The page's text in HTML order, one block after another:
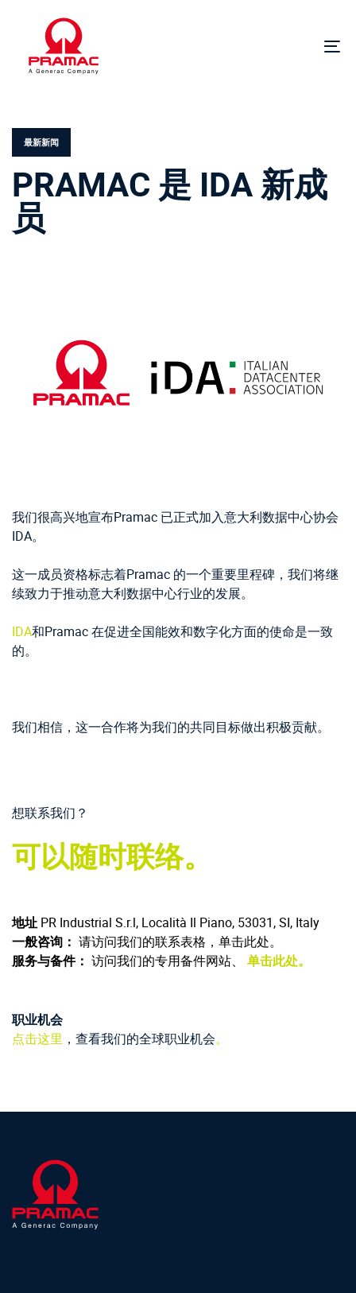
切
在。
最新新闻
PRAMAC 是 IDA 新成
员
我们很高兴地宣布Pramac 已正式加入意大利数据中心协会
IDA。
这一成员资格标志着Pramac 的一个重要里程碑，我们将继
续致力于推动意大利数据中心行业的发展。
IDA和Pramac 在促进全国能效和数字化方面的使命是一致
的。
我们相信，这一合作将为我们的共同目标做出积极贡献。
想联系我们？
可以随时联络。
地址 PR Industrial S.r.l, Località Il Piano, 53031, SI, Italy
一般咨询： 请访问我们的联系表格，单击此处。
服务与备件： 访问我们的专用备件网站、 单击此处。
职业机会
点击这里 ，查看我们的全球职业机会。